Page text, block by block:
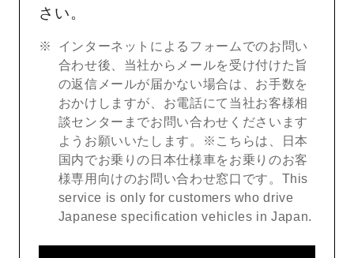
さい。
インターネットによるフォームでのお問い
合わせ後、当社からメールを受け付けた旨
の返信メールが届かない場合は、お手数を
おかけしますが、お電話にて当社お客様相
談センターまでお問い合わせくださいます
ようお願いいたします。※こちらは、日本
国内でお乗りの日本仕様車をお乗りのお客
様専用向けのお問い合わせ窓口です。This
service is only for customers who drive
Japanese specification vehicles in Japan.